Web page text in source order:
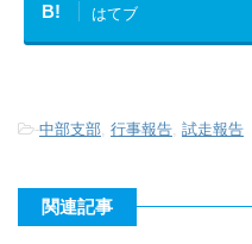
B! はてブ
-中部支部, 行事報告, 試走報告
関連記事